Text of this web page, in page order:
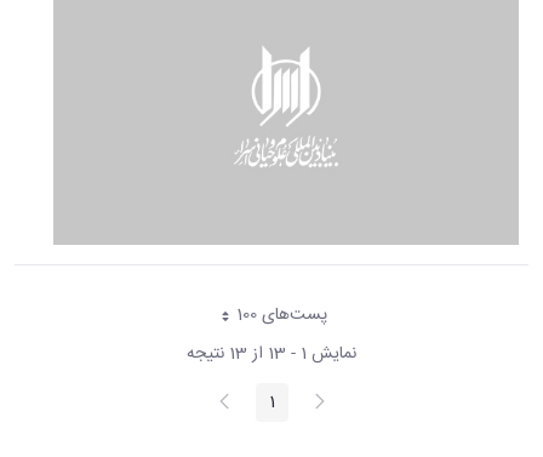
پست‌‌های 100هر صفحه
نمایش 1 - 13 از 13 نتیجه
پیغام
قبلی صفحه1 صفحه
بعد